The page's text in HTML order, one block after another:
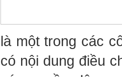
là một trong các
có nội dung điều